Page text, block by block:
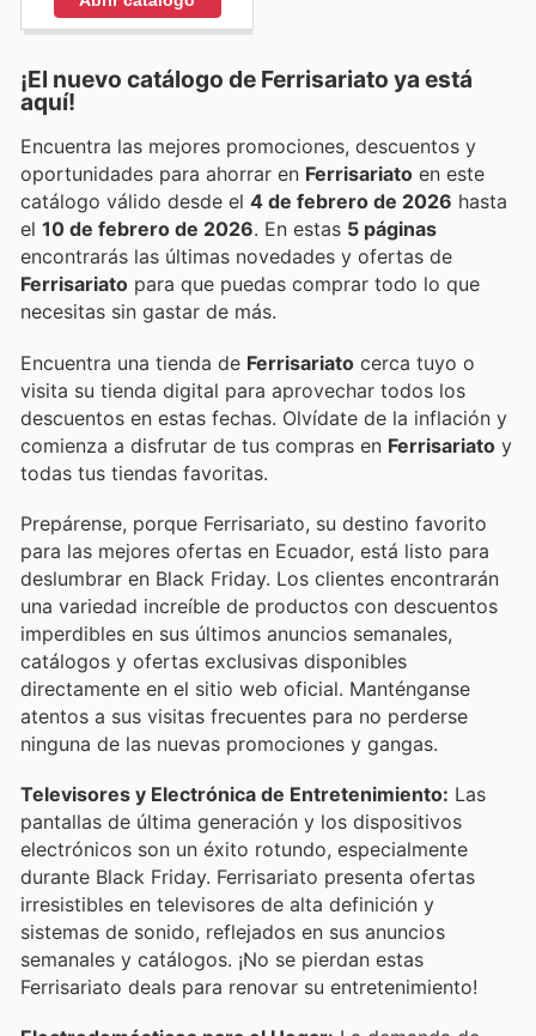
¡El nuevo catálogo de Ferrisariato ya está
aquí!
Encuentra las mejores promociones, descuentos y
oportunidades para ahorrar en Ferrisariato en este
catálogo válido desde el 4 de febrero de 2026 hasta
el 10 de febrero de 2026 . En estas 5 páginas
encontrarás las últimas novedades y ofertas de
Ferrisariato para que puedas comprar todo lo que
necesitas sin gastar de más.
Encuentra una tienda de Ferrisariato cerca tuyo o
visita su tienda digital para aprovechar todos los
descuentos en estas fechas. Olvídate de la inflación y
comienza a disfrutar de tus compras en Ferrisariato y
todas tus tiendas favoritas.
Prepárense, porque Ferrisariato, su destino favorito
para las mejores ofertas en Ecuador, está listo para
deslumbrar en Black Friday. Los clientes encontrarán
una variedad increíble de productos con descuentos
imperdibles en sus últimos anuncios semanales,
catálogos y ofertas exclusivas disponibles
directamente en el sitio web oficial. Manténganse
atentos a sus visitas frecuentes para no perderse
ninguna de las nuevas promociones y gangas.
Televisores y Electrónica de Entretenimiento: Las
pantallas de última generación y los dispositivos
electrónicos son un éxito rotundo, especialmente
durante Black Friday. Ferrisariato presenta ofertas
irresistibles en televisores de alta definición y
sistemas de sonido, reflejados en sus anuncios
semanales y catálogos. ¡No se pierdan estas
Ferrisariato deals para renovar su entretenimiento!